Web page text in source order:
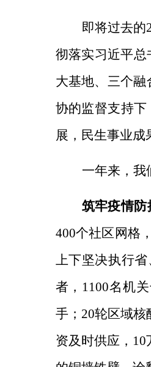
即将过去的
彻落实习近平总
大基地、三个
协的监督支持
展，民生事业成
一年来，我
筑牢疫情防
400个社区网格
上下坚决执行
者，1100名机
手；20轮区域
资及时供应，